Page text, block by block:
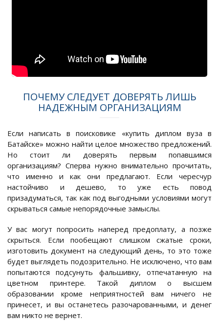
ПОЧЕМУ СЛЕДУЕТ ДОВЕРЯТЬ ЛИШЬ
НАДЕЖНЫМ ОРГАНИЗАЦИЯМ
Если написать в поисковике «купить диплом вуза в
Батайске» можно найти целое множество предложений.
Но стоит ли доверять первым попавшимся
организациям? Сперва нужно внимательно прочитать,
что именно и как они предлагают. Если чересчур
настойчиво и дешево, то уже есть повод
призадуматься, так как под выгодными условиями могут
скрываться самые непорядочные замыслы.
У вас могут попросить наперед предоплату, а позже
скрыться. Если пообещают слишком сжатые сроки,
изготовить документ на следующий день, то это тоже
будет выглядеть подозрительно. Не исключено, что вам
попытаются подсунуть фальшивку, отпечатанную на
цветном принтере. Такой диплом о высшем
образовании кроме неприятностей вам ничего не
принесет, и вы останетесь разочарованными, и денег
вам никто не вернет.